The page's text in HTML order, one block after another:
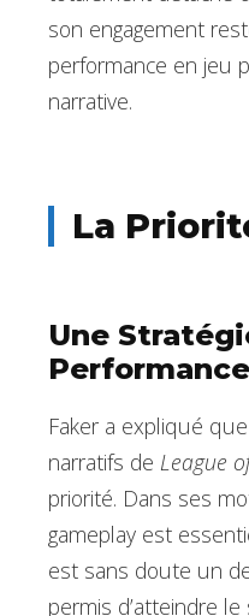
son engagement
performance en jeu
narrative.
La
Une
Performance
Faker a expliqué
narratifs de League
priorité. Dans ses
gameplay est
est sans doute un
permis d’atteindre